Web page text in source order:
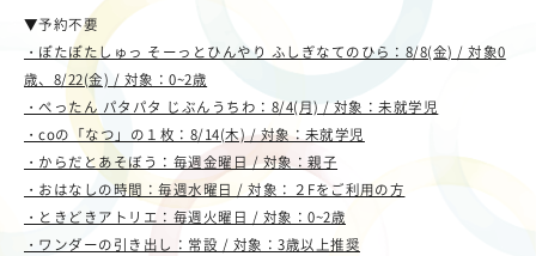
▼予約不要
・ぽたぽたしゅっ そーっとひんやり ふしぎなてのひら：8/8(金) / 対象0
歳、8/22(金) / 対象：0~2歳
・ぺったん パタパタ じぶんうちわ：8/4(月) / 対象：未就学児
・coの「なつ」の１枚：8/14(木) / 対象：未就学児
・からだとあそぼう：毎週金曜日 / 対象：親子
・おはなしの時間：毎週水曜日 / 対象：２Fをご利用の方
・ときどきアトリエ：毎週火曜日 / 対象：0~2歳
・ワンダーの引き出し：常設 / 対象：3歳以上推奨